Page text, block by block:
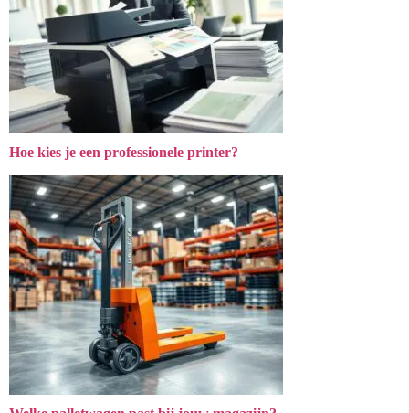
Hoe kies je een professionele printer?